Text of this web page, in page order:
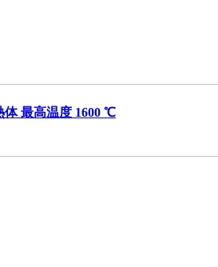
体 最高温度 1600 ℃